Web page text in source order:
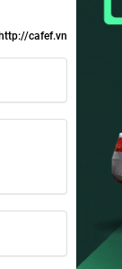
http://cafef.vn